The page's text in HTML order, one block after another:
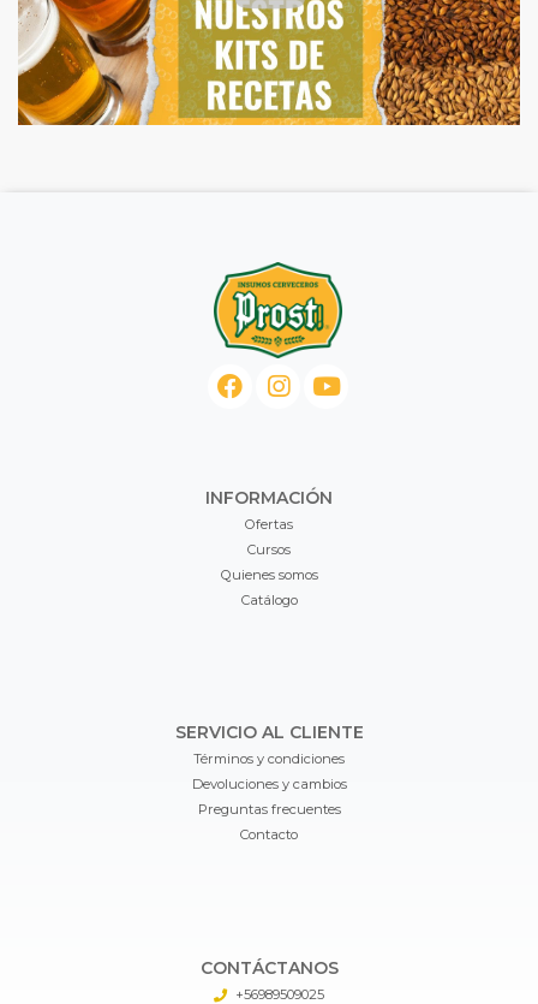
INFORMACIÓN
Ofertas
Cursos
Quienes somos
Catálogo
SERVICIO AL CLIENTE
Términos y condiciones
Devoluciones y cambios
Preguntas frecuentes
Contacto
CONTÁCTANOS
+56989509025